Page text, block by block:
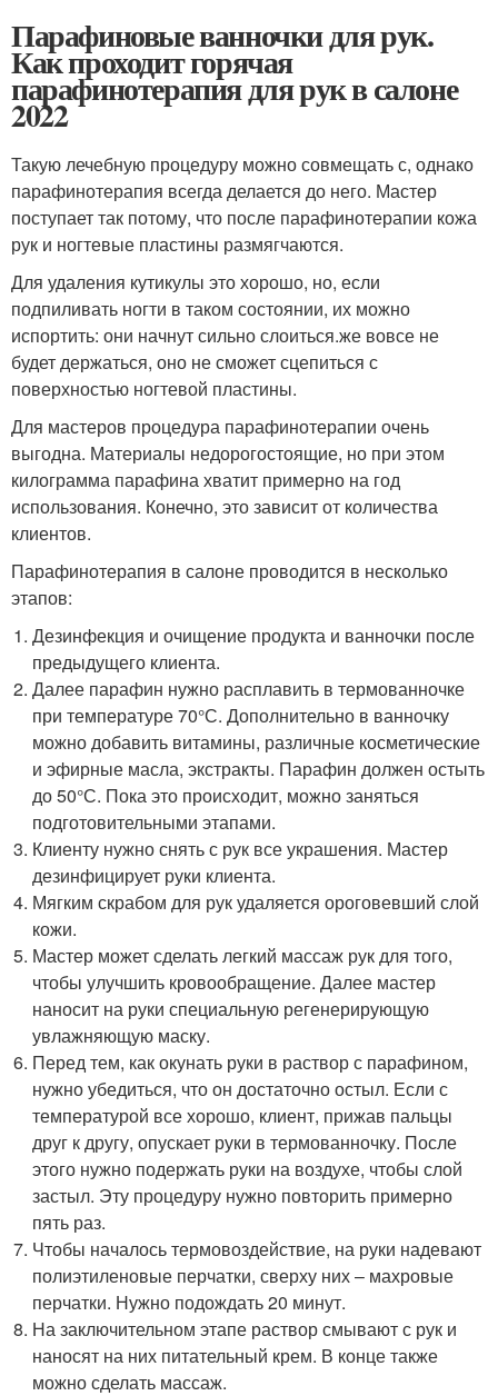
Парафиновые ванночки для рук.
Как проходит горячая
парафинотерапия для рук в салоне
2022
Такую лечебную процедуру можно совмещать с, однако
парафинотерапия всегда делается до него. Мастер
поступает так потому, что после парафинотерапии кожа
рук и ногтевые пластины размягчаются.
Для удаления кутикулы это хорошо, но, если
подпиливать ногти в таком состоянии, их можно
испортить: они начнут сильно слоиться.же вовсе не
будет держаться, оно не сможет сцепиться с
поверхностью ногтевой пластины.
Для мастеров процедура парафинотерапии очень
выгодна. Материалы недорогостоящие, но при этом
килограмма парафина хватит примерно на год
использования. Конечно, это зависит от количества
клиентов.
Парафинотерапия в салоне проводится в несколько
этапов:
Дезинфекция и очищение продукта и ванночки после
предыдущего клиента.
Далее парафин нужно расплавить в термованночке
при температуре 70°С. Дополнительно в ванночку
можно добавить витамины, различные косметические
и эфирные масла, экстракты. Парафин должен остыть
до 50°С. Пока это происходит, можно заняться
подготовительными этапами.
Клиенту нужно снять с рук все украшения. Мастер
дезинфицирует руки клиента.
Мягким скрабом для рук удаляется ороговевший слой
кожи.
Мастер может сделать легкий массаж рук для того,
чтобы улучшить кровообращение. Далее мастер
наносит на руки специальную регенерирующую
увлажняющую маску.
Перед тем, как окунать руки в раствор с парафином,
нужно убедиться, что он достаточно остыл. Если с
температурой все хорошо, клиент, прижав пальцы
друг к другу, опускает руки в термованночку. После
этого нужно подержать руки на воздухе, чтобы слой
застыл. Эту процедуру нужно повторить примерно
пять раз.
Чтобы началось термовоздействие, на руки надевают
полиэтиленовые перчатки, сверху них – махровые
перчатки. Нужно подождать 20 минут.
На заключительном этапе раствор смывают с рук и
наносят на них питательный крем. В конце также
можно сделать массаж.